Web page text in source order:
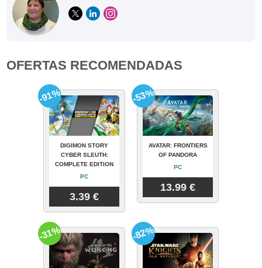
OFERTAS RECOMENDADAS
DIGIMON STORY
CYBER SLEUTH:
COMPLETE EDITION
PC
3.39 €
-91%
AVATAR: FRONTIERS
OF PANDORA
PC
13.99 €
-53%
-31% -82%